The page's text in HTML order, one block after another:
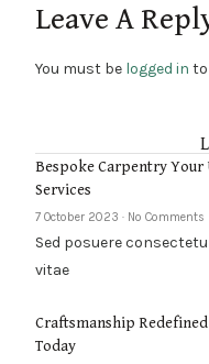
Leave A
You must be logged in
Bespoke Carpentry Your
Services
7 October 2023 No Comments
Sed posuere
vitae
Craftsmanship
Today